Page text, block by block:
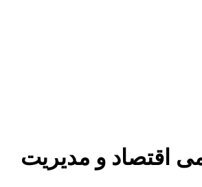
اقتصاد و مدیریت